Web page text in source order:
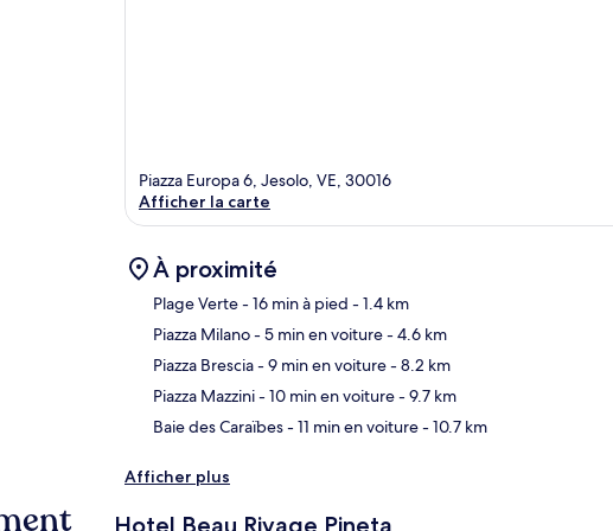
Piazza Europa 6, Jesolo, VE, 30016
Afficher la carte
À proximité
Plage Verte- 16 min à pied - 1.4 km
Piazza Milano- 5 min en voiture- 4.6 km
Piazza Brescia- 9 min en voiture- 8.2 km
Piazza Mazzini- 10 min en voiture- 9.7 km
Baie des Caraïbes- 11 min en voiture- 10.7 km
Afficher plus
Hotel Beau Rivage Pineta